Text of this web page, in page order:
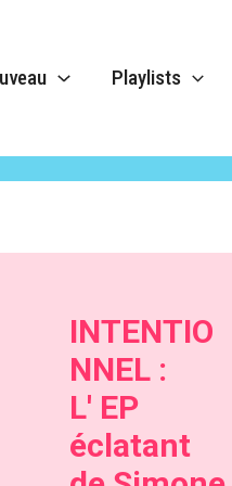
Playlists
INTENTIO
NNEL :
L' EP
éclatant